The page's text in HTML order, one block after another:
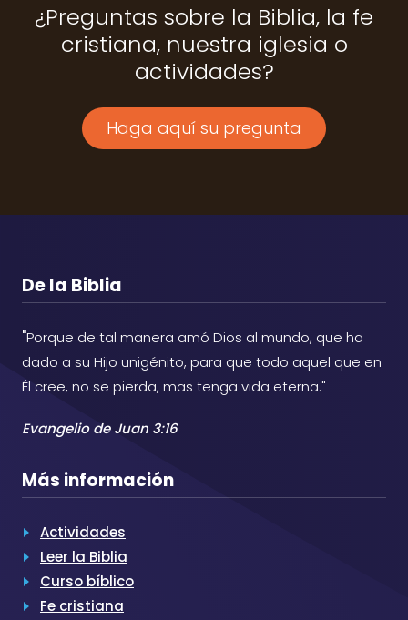
¿Preguntas sobre la Biblia, la fe
cristiana, nuestra iglesia o
actividades?
Haga aquí su pregunta
De la Biblia
"Porque de tal manera amó Dios al mundo, que ha
dado a su Hijo unigénito, para que todo aquel que en
Él cree, no se pierda, mas tenga vida eterna."
Evangelio de Juan 3:16
Más información
Actividades
Leer la Biblia
Curso bíblico
Fe cristiana